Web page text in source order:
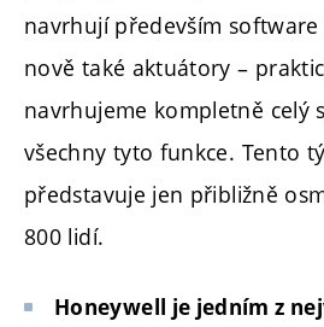
navrhují především
nově také aktuátory –
navrhujeme kompletně celý
všechny tyto funkce. Tento
představuje jen přibližně
800 lidí.
Honeywell je jedním z